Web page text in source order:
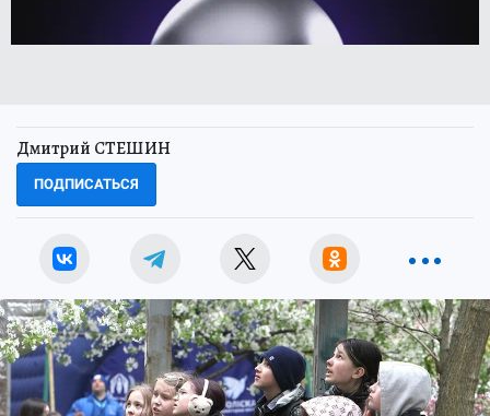
Дмитрий СТЕШИН
ПОДПИСАТЬСЯ